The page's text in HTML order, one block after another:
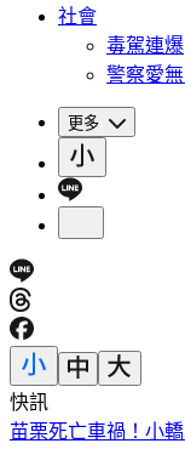
社會
毒駕連爆
警察愛
更多
快訊
行動網路降速演習